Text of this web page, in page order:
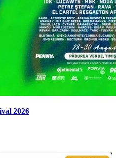
2026